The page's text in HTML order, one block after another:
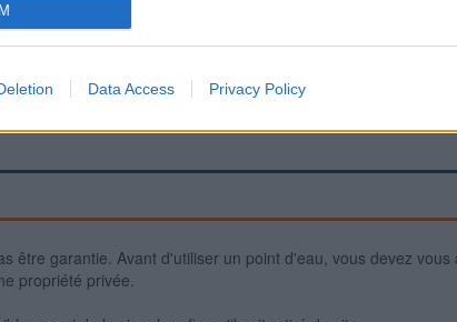
Data Access Privacy Policy
être garantie. Avant d'utiliser un point d'eau, vous devez
propriété privée.